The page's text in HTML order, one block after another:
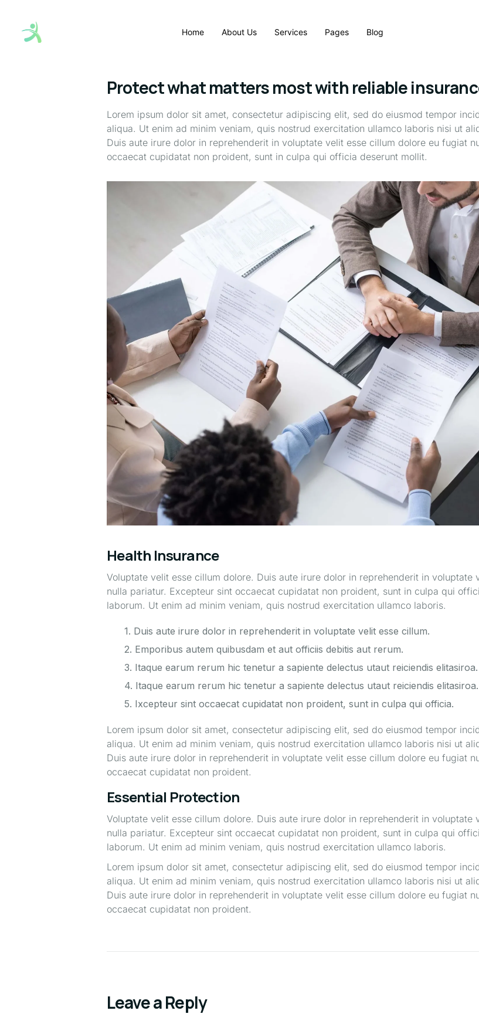
Home About Us Services Pages Blog
Protect what matters most with reliable
Lorem ipsum dolor sit amet, consectetur adipiscing elit, sed do eiusmod tempor
aliqua. Ut enim ad minim veniam, quis nostrud exercitation ullamco laboris nisi ut
Duis aute irure dolor in reprehenderit in voluptate velit esse cillum dolore eu fugiat
occaecat cupidatat non proident, sunt in culpa qui officia deserunt mollit.
Health Insurance
Voluptate velit esse cillum dolore. Duis aute irure dolor in reprehenderit in voluptate
nulla pariatur. Excepteur sint occaecat cupidatat non proident, sunt in culpa qui
laborum. Ut enim ad minim veniam, quis nostrud exercitation ullamco laboris.
1. Duis aute irure dolor in reprehenderit in voluptate velit esse cillum.
2. Emporibus autem quibusdam et aut officiis debitis aut rerum.
3. Itaque earum rerum hic tenetur a sapiente delectus utaut reiciendis elitasiroa.
4. Itaque earum rerum hic tenetur a sapiente delectus utaut reiciendis elitasiroa.
5. Ixcepteur sint occaecat cupidatat non proident, sunt in culpa qui officia.
Lorem ipsum dolor sit amet, consectetur adipiscing elit, sed do eiusmod tempor
aliqua. Ut enim ad minim veniam, quis nostrud exercitation ullamco laboris nisi ut
Duis aute irure dolor in reprehenderit in voluptate velit esse cillum dolore eu fugiat
occaecat cupidatat non proident.
Essential Protection
Voluptate velit esse cillum dolore. Duis aute irure dolor in reprehenderit in voluptate
nulla pariatur. Excepteur sint occaecat cupidatat non proident, sunt in culpa qui
laborum. Ut enim ad minim veniam, quis nostrud exercitation ullamco laboris.
Lorem ipsum dolor sit amet, consectetur adipiscing elit, sed do eiusmod tempor
aliqua. Ut enim ad minim veniam, quis nostrud exercitation ullamco laboris nisi ut
Duis aute irure dolor in reprehenderit in voluptate velit esse cillum dolore eu fugiat
occaecat cupidatat non proident.
Leave a Reply